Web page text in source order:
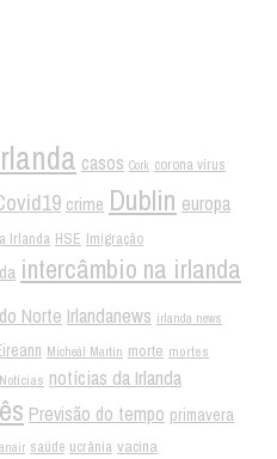
casos Cork corona virus
crime Dublin europa
Irlanda HSE Imigração
intercâmbio na irlanda
Norte Irlandanews irlanda news
Micheál Martin morte mortes
Notícias notícias da Irlanda
Previsão do tempo primavera
saúde ucrânia vacina